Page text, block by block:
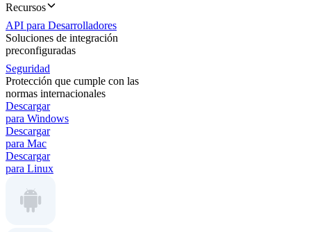
Recursos
API para Desarrolladores
Soluciones de integración
preconfiguradas
Seguridad
Protección que cumple con las
normas internacionales
Descargar
para Windows
Descargar
para Mac
Descargar
para Linux